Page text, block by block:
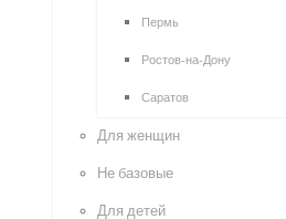
Пермь
Ростов-на-Дону
Саратов
Для женщин
Не базовые
Для детей